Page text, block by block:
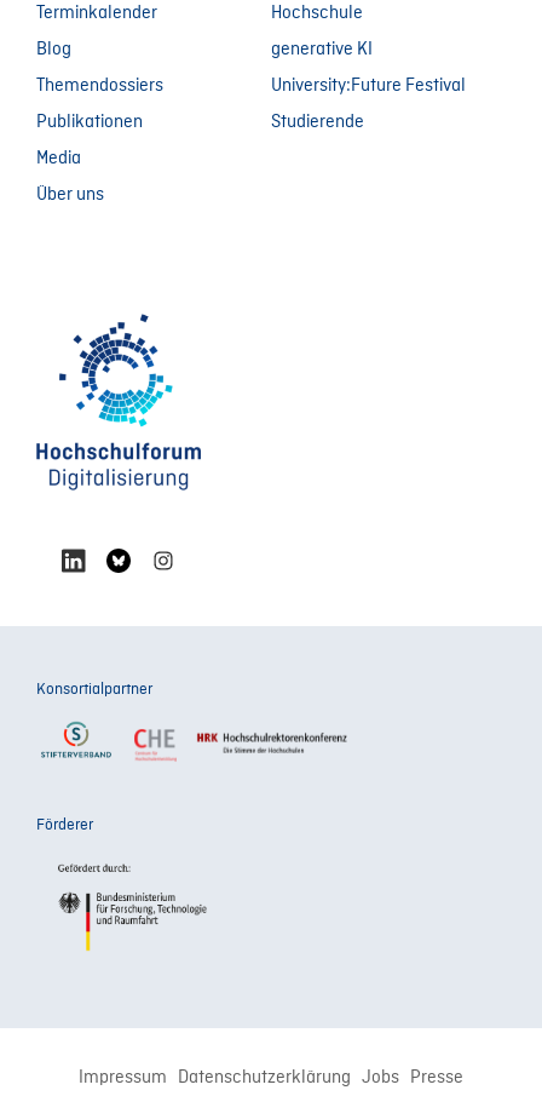
Terminkalender
Blog
Themendossiers
Publikationen
Media
Über uns
Hochschule
generative KI
University:Future Festival
Studierende
Konsortialpartner
Förderer
Impressum Datenschutzerklärung Jobs Presse